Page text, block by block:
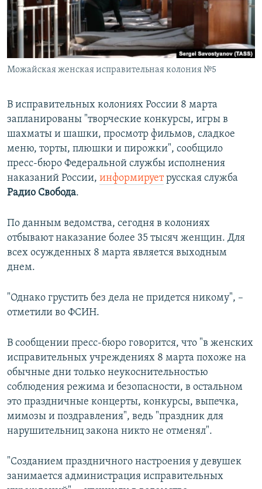
ПОБЕДИТЕЛЕЙ НЕ СУДЯТ?
КРЫМ.НЕПОКОРЕННЫЙ
ELIFBE
УКРАИНСКАЯ ПРОБЛЕМА КРЫМА
ПРИСОЕДИНЯЙТЕСЬ!
Можайская женская исправительная колония №5
В исправительных колониях России 8 марта
запланированы "творческие конкурсы, игры в
шахматы и шашки, просмотр фильмов, сладкое
меню, торты, плюшки и пирожки", сообщило
пресс-бюро Федеральной службы исполнения
наказаний России, информируетрусская служба
Радио Свобода.
По данным ведомства, сегодня в колониях
отбывают наказание более 35 тысяч женщин. Для
всех осужденных 8 марта является выходным
днем.
"Однако грустить без дела не придется никому", –
отметили во ФСИН.
В сообщении пресс-бюро говорится, что "в женских
исправительных учреждениях 8 марта похоже на
обычные дни только неукоснительностью
соблюдения режима и безопасности, в остальном
это праздничные концерты, конкурсы, выпечка,
мимозы и поздравления", ведь "праздник для
нарушительниц закона никто не отменял".
"Созданием праздничного настроения у девушек
занимается администрация исправительных